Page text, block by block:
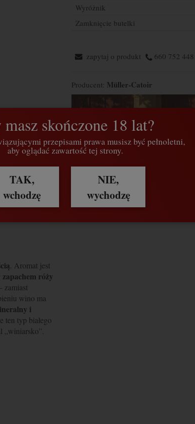
Wyróżnik
Zamknięcie butelki
Producent: Müller-Catoir
zobacz opis i inne produkty z tej winnicy
zapytaj o produkt 660 752 448
. Aromat jest
zapachem róży
zamiast
wino ma
i
ten typ białego
masz skończone 18 lat?
przepisami prawa musisz być pełnoletni,
aby oglądać zawartość tej strony.
TAK,
wchodzę
NIE,
wychodzę